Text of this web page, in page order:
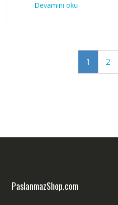
Devamını oku
1 2
PaslanmazShop.com